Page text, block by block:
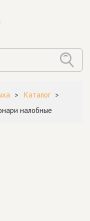
Каталог
налобные